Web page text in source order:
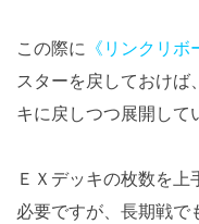
この際に 《リンクリボ
スターを戻しておけば
キに戻しつつ展開して
ＥＸデッキの枚数を
必要ですが、長期戦で